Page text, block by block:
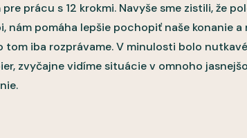
prácu s 12 krokmi. Navyše sme zistili, že
nám pomáha lepšie pochopiť naše konanie
tom iba rozprávame. V minulosti bolo
zvyčajne vidíme situácie v omnoho